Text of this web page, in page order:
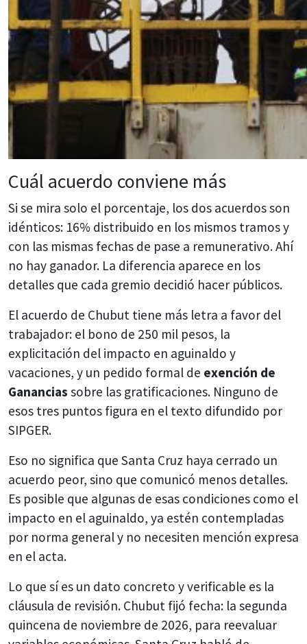
Cuál acuerdo conviene más
Si se mira solo el porcentaje, los dos acuerdos son
idénticos: 16% distribuido en los mismos tramos y
con las mismas fechas de pase a remunerativo. Ahí
no hay ganador. La diferencia aparece en los
detalles que cada gremio decidió hacer públicos.
El acuerdo de Chubut tiene más letra a favor del
trabajador: el bono de 250 mil pesos, la
explicitación del impacto en aguinaldo y
vacaciones, y un pedido formal de exención de
Ganancias sobre las gratificaciones. Ninguno de
esos tres puntos figura en el texto difundido por
SIPGER.
Eso no significa que Santa Cruz haya cerrado un
acuerdo peor, sino que comunicó menos detalles.
Es posible que algunas de esas condiciones como el
impacto en el aguinaldo, ya estén contempladas
por norma general y no necesiten mención expresa
en el acta.
Lo que sí es un dato concreto y verificable es la
cláusula de revisión. Chubut fijó fecha: la segunda
quincena de noviembre de 2026, para reevaluar